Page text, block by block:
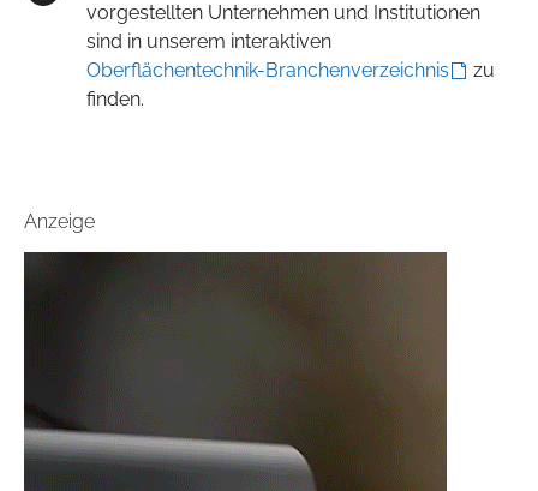
vorgestellten Unternehmen und Institutionen
sind in unserem interaktiven
Oberflächentechnik-Branchenverzeichnis
zu
finden.
Anzeige